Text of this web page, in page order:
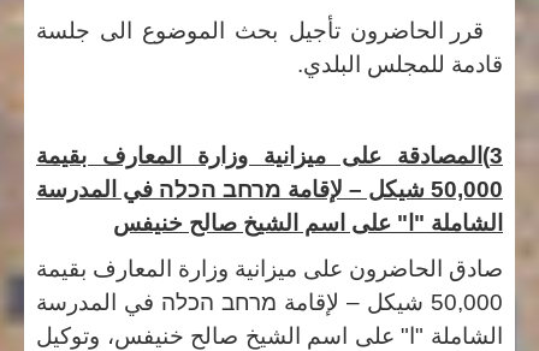
قرر الحاضرون تأجيل بحث الموضوع الى جلسة
قادمة للمجلس البلدي.
3)المصادقة على ميزانية وزارة المعارف بقيمة
50,000 شيكل – لإقامة
מרחב הכלה في المدرسة
الشاملة "ا" على اسم الشيخ صالح خنيفس
صادق الحاضرون على ميزانية وزارة المعارف بقيمة
50,000 شيكل – لإقامة
מרחב הכלה في المدرسة
الشاملة "ا" على اسم الشيخ صالح خنيفس، وتوكيل